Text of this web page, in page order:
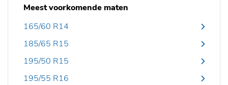
Meest voorkomende maten
165/60 R14
185/65 R15
195/50 R15
195/55 R16